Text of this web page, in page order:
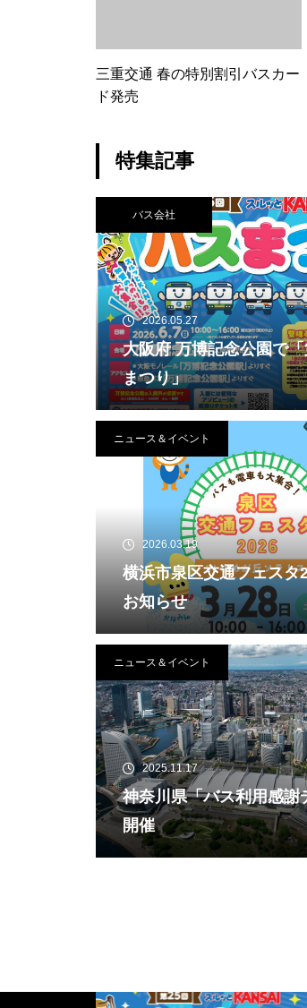
三重交通 春の特別割引バスカー
ド発売
特集記事
バス会社
2026.05.27
大阪府 万博記念公園で
まつり」
ニュース＆イベント
2026.03.19
横浜市泉区交通フェスタ
お知らせ
ニュース＆イベント
2025.11.17
神奈川県「バス利用感謝
開催